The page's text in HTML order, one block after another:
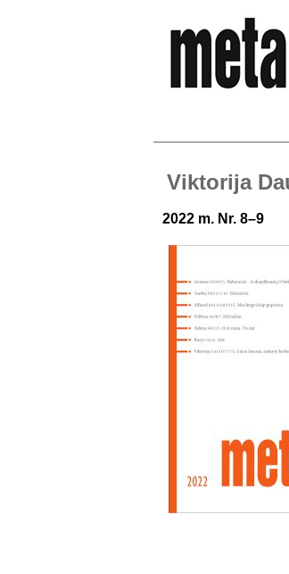
Viktorija
2022 m. Nr. 8–9